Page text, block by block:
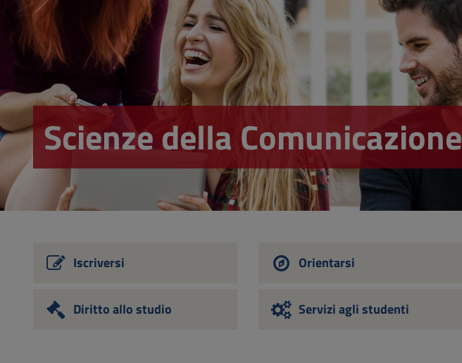
Vai
Footer
Scienze della Comunicazione
Iscriversi Orientarsi
Diritto allo studio Servizi agli studenti